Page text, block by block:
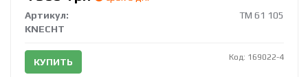
Артикул:
TM 61 105
KNECHT
КУПИТЬ Код: 169022-4